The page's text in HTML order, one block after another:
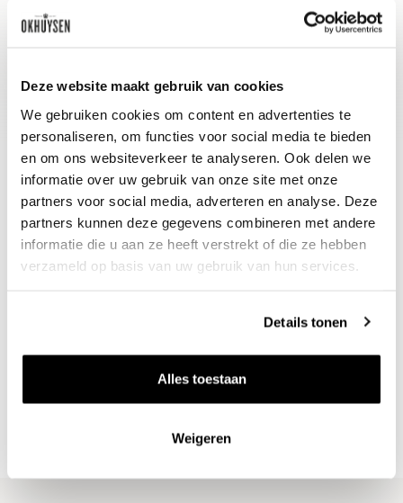
Deze website maakt gebruik van cookies
We gebruiken cookies om content en advertenties te
personaliseren, om functies voor social media te bieden
en om ons websiteverkeer te analyseren. Ook delen we
informatie over uw gebruik van onze site met onze
partners voor social media, adverteren en analyse. Deze
partners kunnen deze gegevens combineren met andere
informatie die u aan ze heeft verstrekt of die ze hebben
verzameld op basis van uw gebruik van hun services.
Details tonen
Alles toestaan
Weigeren
nu tot 2036, 15-17°C
Nieuws & inspiratie in Vineé Vineuse
Vandaag voor 12.00 uur besteld, morgen in huis
Iedere wijn per fles te bestellen